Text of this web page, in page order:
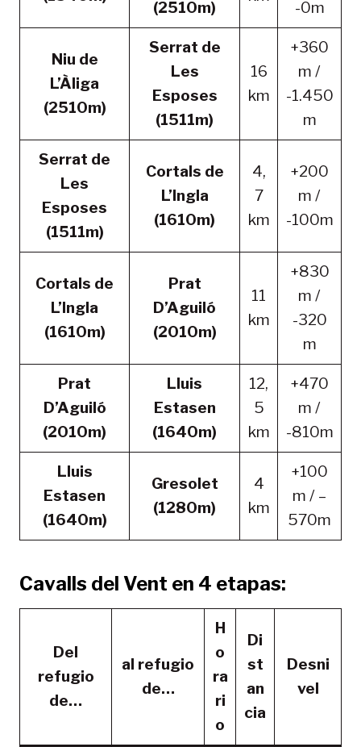
(2510m) -0m
Niu de
L’Àliga
(2510m)
Serrat de
Les
Esposes
(1511m)
16
km
+360
m /
-1.450
m
Serrat de
Les
Esposes
(1511m)
Cortals de
L’Ingla
(1610m)
4,
7
km
+200
m /
-100m
Cortals de
L’Ingla
(1610m)
Prat
D’Aguiló
(2010m)
11
km
+830
m /
-320
m
Prat
D’Aguiló
(2010m)
Lluis
Estasen
(1640m)
12,
5
km
+470
m /
-810m
Lluis
Estasen
(1640m)
Gresolet
(1280m)
4
km
+100
m / –
570m
Cavalls del Vent en 4 etapas:
Del
refugio
de…
al refugio
de…
H
o
ra
ri
o
Di
st
an
cia
Desni
vel